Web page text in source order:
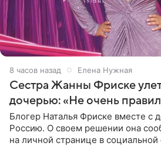
8 часов назад Елена Нужная
Сестра Жанны Фриске
дочерью: «Не очень
Блогер Наталья Фриске вместе с
Россию. О своем решении она
на личной странице в социальной